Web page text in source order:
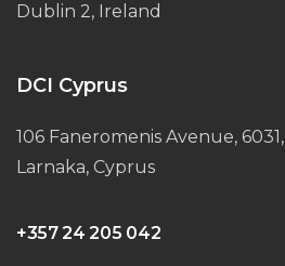
Dublin 2, Ireland
DCI Cyprus
106 Faneromenis Avenue, 6031,
Larnaka, Cyprus
+357 24 205 042